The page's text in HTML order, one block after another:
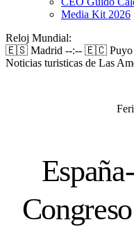
Media Kit 2026
Reloj Mundial:
🇪🇸 Madrid --:-- 🇪🇨 Puyo
Noticias turisticas de Las